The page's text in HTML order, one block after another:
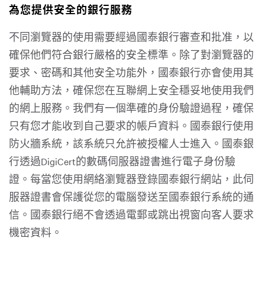
為您提供安全的銀行服務
不同瀏覽器的使用需要經過國泰銀行審查和批准，以
確保他們符合銀行嚴格的安全標準。除了對瀏覽器的
要求、密碼和其他安全功能外，國泰銀行亦會使用其
他輔助方法，確保您在互聯網上安全穩妥地使用我們
的網上服務。我們有一個準確的身份驗證過程，確保
只有您才能收到自己要求的帳戶資料。國泰銀行使用
防火牆系統，該系統只允許被授權人士進入。國泰銀
行透過DigiCert的數碼伺服器證書進行電子身份驗
證。每當您使用網絡瀏覽器登錄國泰銀行網站，此伺
服器證書會保護從您的電腦發送至國泰銀行系統的通
信。國泰銀行絕不會透過電郵或跳出視窗向客人要求
機密資料。